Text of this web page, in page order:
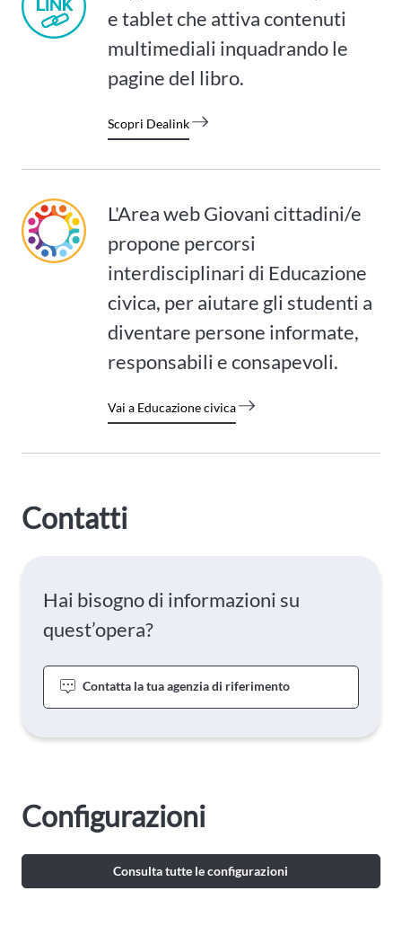
e tablet che attiva contenuti
multimediali inquadrando le
pagine del libro.
Scopri Dealink
L'Area web Giovani cittadini/e
propone percorsi
interdisciplinari di Educazione
civica, per aiutare gli studenti a
diventare persone informate,
responsabili e consapevoli.
Vai a Educazione civica
Contatti
Hai bisogno di informazioni su
quest’opera?
Contatta la tua agenzia di riferimento
Configurazioni
Consulta tutte le configurazioni